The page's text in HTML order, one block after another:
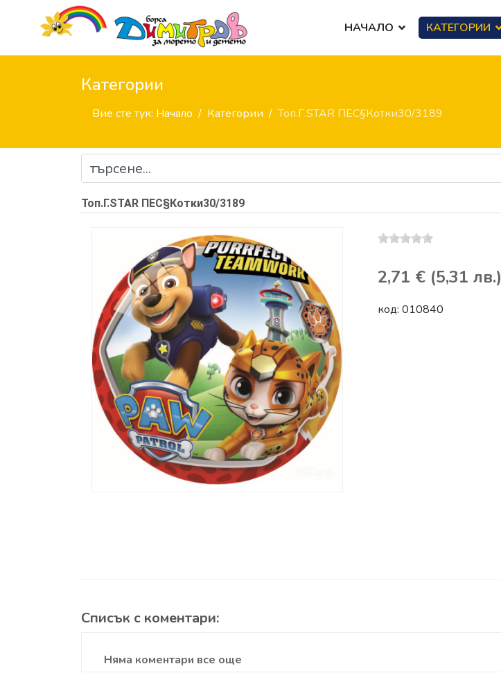
НАЧАЛО КАТЕГОРИИ
Категории
Вие сте тук: Начало Категории Топ.Г.STAR ПЕС§Котки30/3189
Топ.Г.STAR ПЕС§Котки30/3189
2,71 € (5,31 лв.)
код: 010840
Списък с коментари:
Няма коментари все още